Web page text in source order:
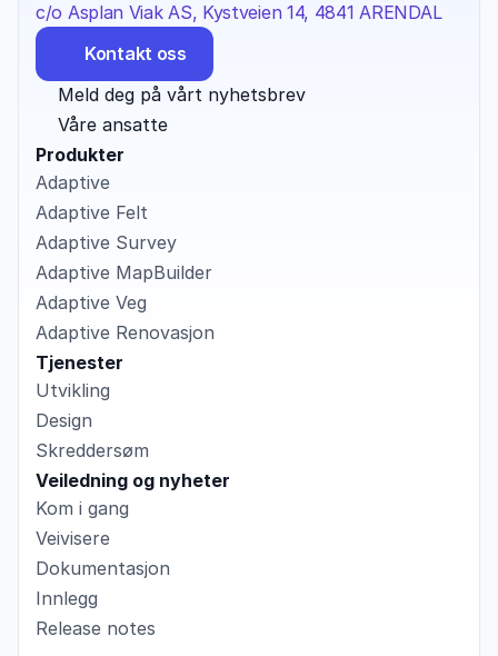
c/o Asplan Viak AS, Kystveien 14, 4841 ARENDAL
Kontakt oss
Meld deg på vårt nyhetsbrev
Våre ansatte
Produkter
Adaptive
Adaptive Felt
Adaptive Survey
Adaptive MapBuilder
Adaptive Veg
Adaptive Renovasjon
Tjenester
Utvikling
Design
Skreddersøm
Veiledning og nyheter
Kom i gang
Veivisere
Dokumentasjon
Innlegg
Release notes